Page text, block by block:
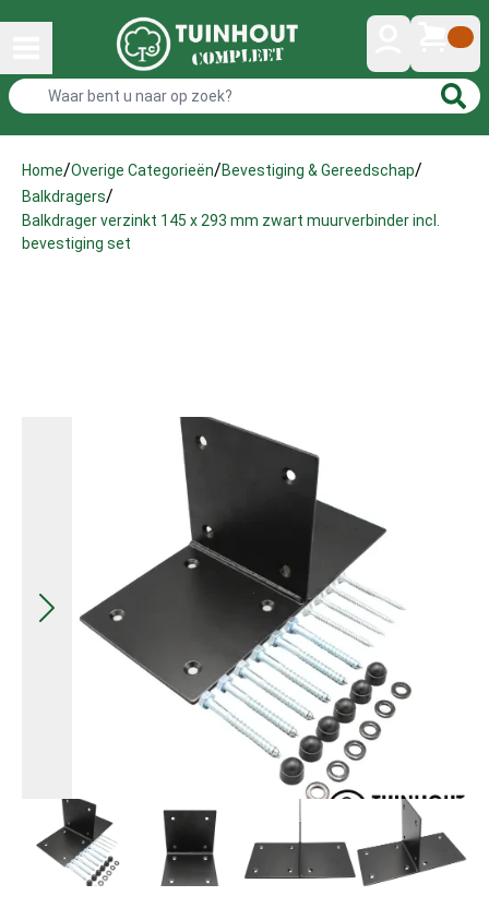
Home/Overige Categorieën/Bevestiging & Gereedschap/
Balkdragers/
Balkdrager verzinkt 145 x 293 mm zwart muurverbinder incl.
bevestiging set